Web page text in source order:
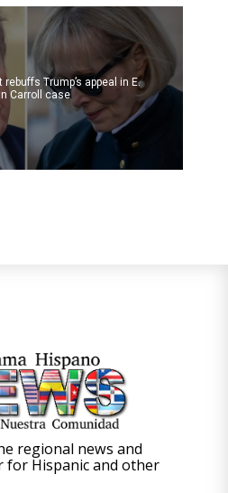
rebuffs Trump’s appeal in E.
Carroll case
regional news and
Hispanic and other